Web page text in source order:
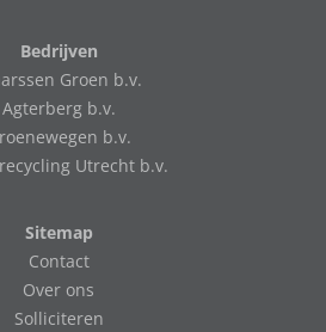
Bedrijven
Groen b.v.
Agterberg b.v.
b.v.
Utrecht b.v.
Sitemap
Contact
Over ons
Solliciteren